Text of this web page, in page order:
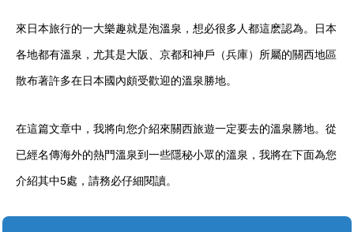
來日本旅行的一大樂趣就是泡溫泉，想必很多人都這麽認為。日本
各地都有溫泉，尤其是大阪、京都和神戶（兵庫）所屬的關西地區
散布著許多在日本國內頗受歡迎的溫泉勝地。
在這篇文章中，我將向您介紹來關西旅遊一定要去的溫泉勝地。從
已經名傳海外的熱門溫泉到一些隱秘小眾的溫泉，我將在下面為您
介紹其中5處，請務必仔細閱讀。